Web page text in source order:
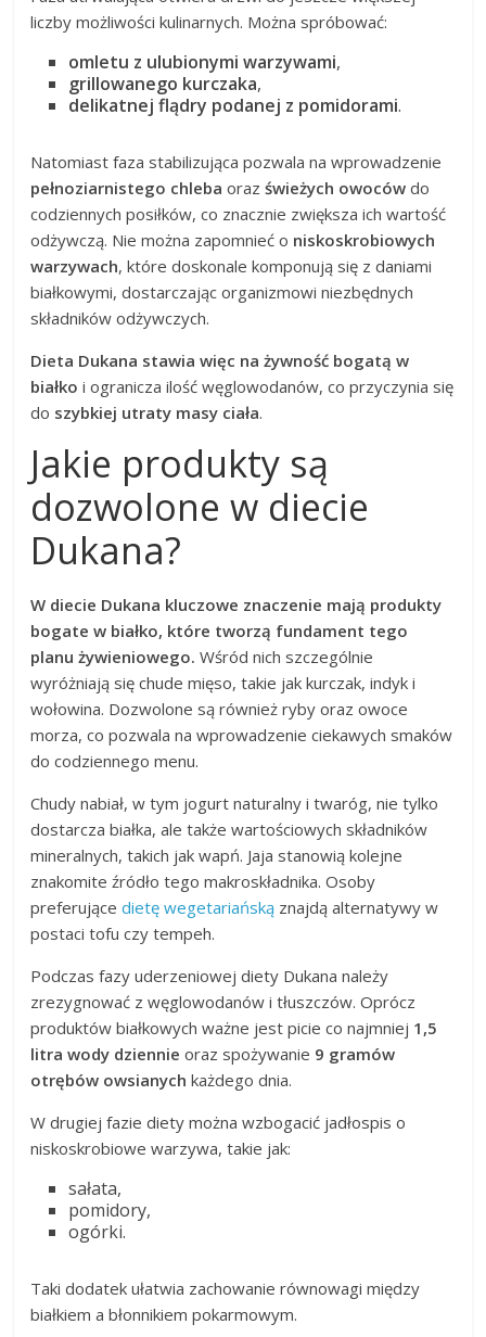
liczby możliwości kulinarnych. Można spróbować:
omletu z ulubionymi warzywami,
grillowanego kurczaka,
delikatnej flądry podanej z pomidorami.
Natomiast faza stabilizująca pozwala na wprowadzenie
pełnoziarnistego chleba orazświeżych owoców do
codziennych posiłków, co znacznie zwiększa ich wartość
odżywczą. Nie można zapomnieć o niskoskrobiowych
warzywach, które doskonale komponują się z daniami
białkowymi, dostarczając organizmowi niezbędnych
składników odżywczych.
Dieta Dukana stawia więc na żywność bogatą w
białko i ogranicza ilość węglowodanów, co przyczynia się
do szybkiej utraty masy ciała.
Jakie produkty są
dozwolone w diecie
Dukana?
W diecie Dukana kluczowe znaczenie mają produkty
bogate w białko, które tworzą fundament tego
planu żywieniowego. Wśród nich szczególnie
wyróżniają się chude mięso, takie jak kurczak, indyk i
wołowina. Dozwolone są również ryby oraz owoce
morza, co pozwala na wprowadzenie ciekawych smaków
do codziennego menu.
Chudy nabiał, w tym jogurt naturalny i twaróg, nie tylko
dostarcza białka, ale także wartościowych składników
mineralnych, takich jak wapń. Jaja stanowią kolejne
znakomite źródło tego makroskładnika. Osoby
preferującedietę wegetariańską znajdą alternatywy w
postaci tofu czy tempeh.
Podczas fazy uderzeniowej diety Dukana należy
zrezygnować z węglowodanów i tłuszczów. Oprócz
produktów białkowych ważne jest picie co najmniej 1,5
litra wody dziennie oraz spożywanie 9 gramów
otrębów owsianych każdego dnia.
W drugiej fazie diety można wzbogacić jadłospis o
niskoskrobiowe warzywa, takie jak:
sałata,
pomidory,
ogórki.
Taki dodatek ułatwia zachowanie równowagi między
białkiem a błonnikiem pokarmowym.